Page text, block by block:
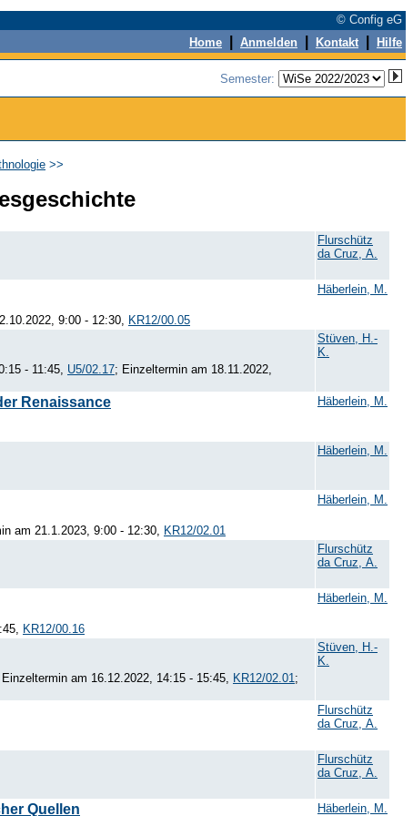
© Config eG
Home Anmelden Kontakt Hilfe
Semester:
>>
Flurschütz
da Cruz, A.
9:00 - 12:30, KR12/00.05
Häberlein, M.
- 11:45, U5/02.17; Einzeltermin am 18.11.2022,
Stüven, H.-
K.
Renaissance Häberlein, M.
Häberlein, M.
am 21.1.2023, 9:00 - 12:30, KR12/02.01
Häberlein, M.
Flurschütz
da Cruz, A.
KR12/00.16
Häberlein, M.
am 16.12.2022, 14:15 - 15:45, KR12/02.01 ;
Stüven, H.-
K.
Flurschütz
da Cruz, A.
Flurschütz
da Cruz, A.
Quellen Häberlein, M.